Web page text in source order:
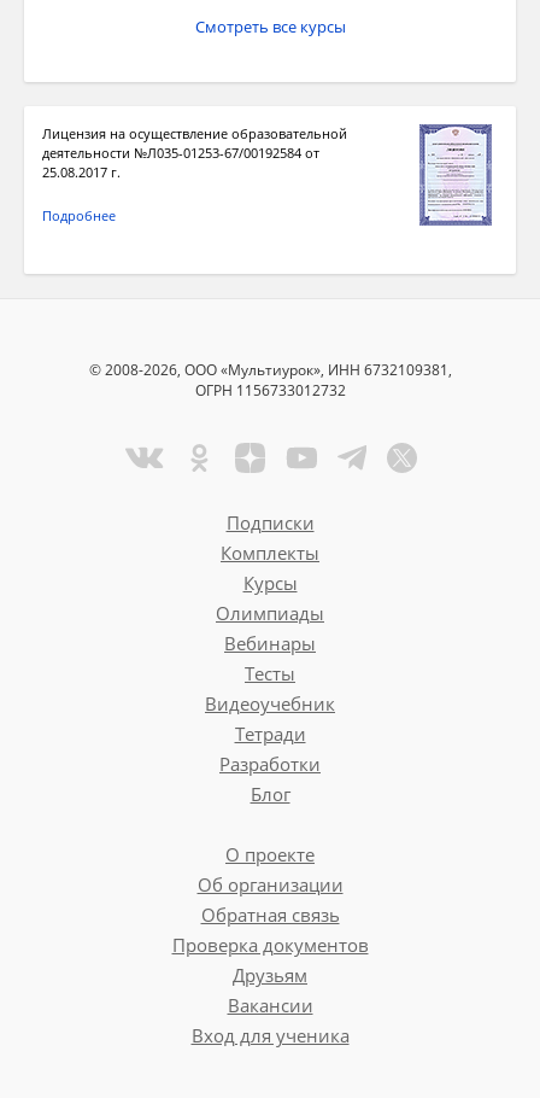
Смотреть все курсы
Лицензия на осуществление образовательной
деятельности №Л035-01253-67/00192584 от
25.08.2017 г.
Подробнее
© 2008-2026, ООО «Мультиурок», ИНН 6732109381,
ОГРН 1156733012732
Подписки
Комплекты
Курсы
Олимпиады
Вебинары
Тесты
Видеоучебник
Тетради
Разработки
Блог
О проекте
Об организации
Обратная связь
Проверка документов
Друзьям
Вакансии
Вход для ученика